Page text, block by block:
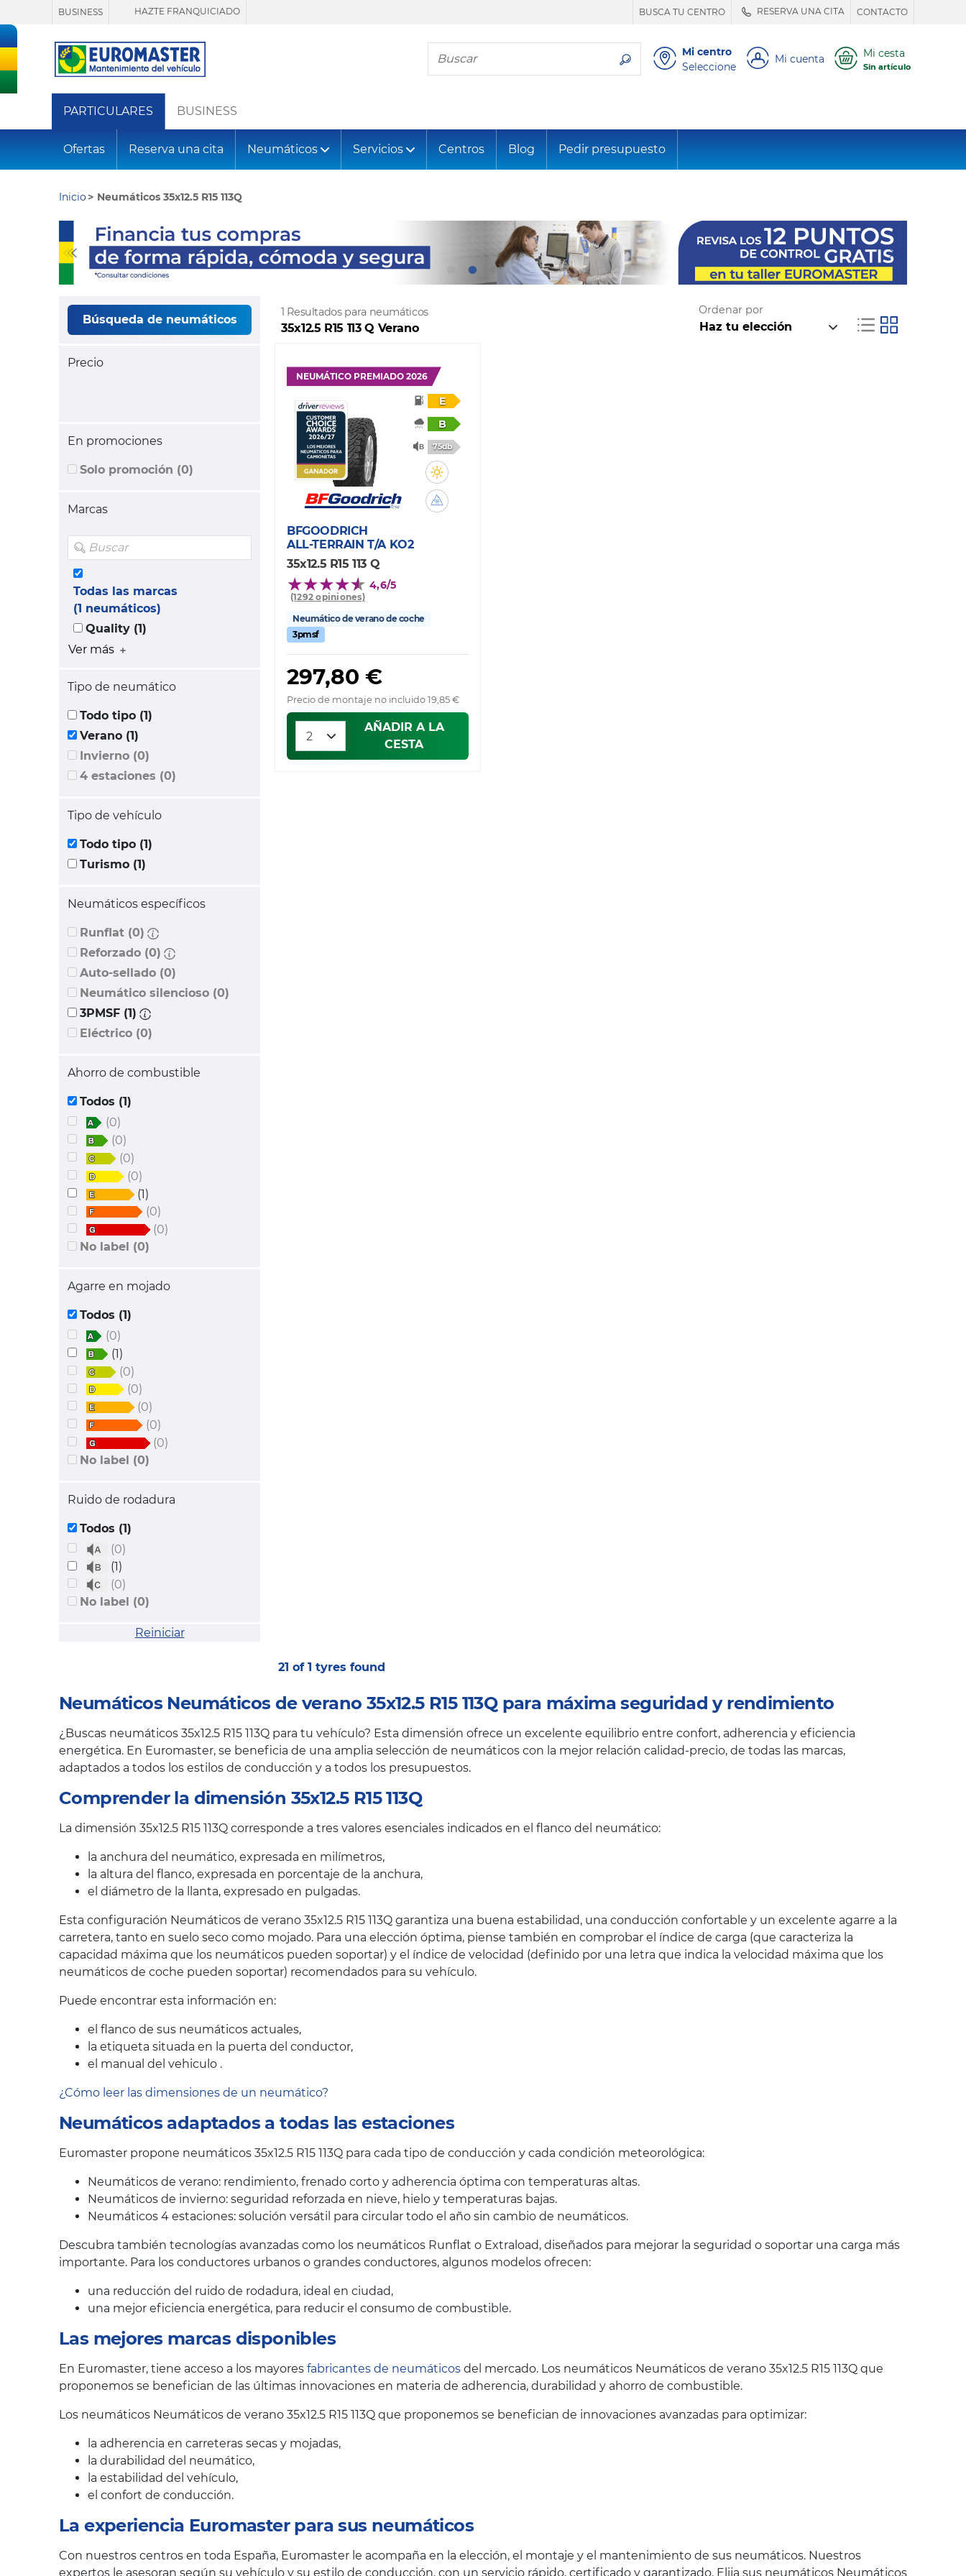
BUSINESS HAZTE FRANQUICIADO BUSCA TU CENTRO RESERVA UNA CITA CONTACTO
Busca tu neumático
Mi centro
Seleccione
Mi cuenta Mi cesta
Sin artículo
PARTICULARES BUSINESS
Ofertas Reserva una cita Neumáticos Servicios Centros Blog Pedir presupuesto
Inicio Neumáticos 35x12.5 R15 113Q
Búsqueda de neumáticos
Precio
En promociones
Solo promoción (0)
Marcas
Todas las marcas
(1 neumáticos)
Quality (1)
Ver más
Tipo de neumático
Todo tipo (1)
Verano (1)
Invierno (0)
4 estaciones (0)
Tipo de vehículo
Todo tipo (1)
Turismo (1)
Neumáticos específicos
Runflat (0)
Reforzado (0)
Auto-sellado (0)
Neumático silencioso (0)
3PMSF (1)
Eléctrico (0)
Ahorro de combustible
Todos (1)
(0)
(0)
(0)
(0)
(1)
(0)
(0)
No label (0)
Agarre en mojado
Todos (1)
(0)
(1)
(0)
(0)
(0)
(0)
(0)
No label (0)
Ruido de rodadura
Todos (1)
(0)
(1)
(0)
No label (0)
Reiniciar
1 Resultados para neumáticos
35x12.5 R15 113 Q Verano
Ordenar por
NEUMÁTICO PREMIADO 2026
E
B
75db
BFGOODRICH
ALL-TERRAIN T/A KO2
35x12.5 R15 113 Q
4,6/5
(1292 opiniones)
Neumático de verano de coche
3pmsf
297,80 €
Precio de montaje no incluido 19,85 €
AÑADIR A LA
CESTA
21 of 1 tyres found
Neumáticos Neumáticos de verano 35x12.5 R15 113Q para máxima seguridad y rendimiento
¿Buscas neumáticos 35x12.5 R15 113Q para tu vehículo? Esta dimensión ofrece un excelente equilibrio entre confort, adherencia y eficiencia
energética. En Euromaster, se beneficia de una amplia selección de neumáticos con la mejor relación calidad-precio, de todas las marcas,
adaptados a todos los estilos de conducción y a todos los presupuestos.
Comprender la dimensión 35x12.5 R15 113Q
La dimensión 35x12.5 R15 113Q corresponde a tres valores esenciales indicados en el flanco del neumático:
la anchura del neumático, expresada en milímetros,
la altura del flanco, expresada en porcentaje de la anchura,
el diámetro de la llanta, expresado en pulgadas.
Esta configuración Neumáticos de verano 35x12.5 R15 113Q garantiza una buena estabilidad, una conducción confortable y un excelente agarre a la
carretera, tanto en suelo seco como mojado. Para una elección óptima, piense también en comprobar el índice de carga (que caracteriza la
capacidad máxima que los neumáticos pueden soportar) y el índice de velocidad (definido por una letra que indica la velocidad máxima que los
neumáticos de coche pueden soportar) recomendados para su vehículo.
Puede encontrar esta información en:
el flanco de sus neumáticos actuales,
la etiqueta situada en la puerta del conductor,
el manual del vehiculo .
¿Cómo leer las dimensiones de un neumático?
Neumáticos adaptados a todas las estaciones
Euromaster propone neumáticos 35x12.5 R15 113Q para cada tipo de conducción y cada condición meteorológica:
Neumáticos de verano: rendimiento, frenado corto y adherencia óptima con temperaturas altas.
Neumáticos de invierno: seguridad reforzada en nieve, hielo y temperaturas bajas.
Neumáticos 4 estaciones: solución versátil para circular todo el año sin cambio de neumáticos.
Descubra también tecnologías avanzadas como los neumáticos Runflat o Extraload, diseñados para mejorar la seguridad o soportar una carga más
importante. Para los conductores urbanos o grandes conductores, algunos modelos ofrecen:
una reducción del ruido de rodadura, ideal en ciudad,
una mejor eficiencia energética, para reducir el consumo de combustible.
Las mejores marcas disponibles
En Euromaster, tiene acceso a los mayores fabricantes de neumáticos del mercado. Los neumáticos Neumáticos de verano 35x12.5 R15 113Q que
proponemos se benefician de las últimas innovaciones en materia de adherencia, durabilidad y ahorro de combustible.
Los neumáticos Neumáticos de verano 35x12.5 R15 113Q que proponemos se benefician de innovaciones avanzadas para optimizar:
la adherencia en carreteras secas y mojadas,
la durabilidad del neumático,
la estabilidad del vehículo,
el confort de conducción.
La experiencia Euromaster para sus neumáticos
Con nuestros centros en toda España, Euromaster le acompaña en la elección, el montaje y el mantenimiento de sus neumáticos. Nuestros
expertos le asesoran según su vehículo y su estilo de conducción, con un servicio rápido, certificado y garantizado. Elija sus neumáticos Neumáticos